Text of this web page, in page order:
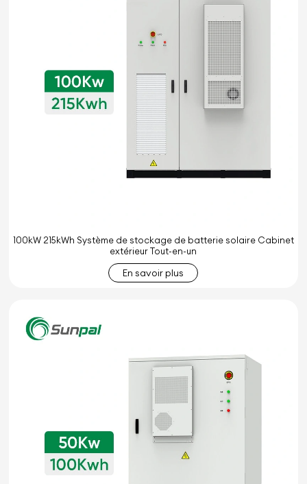
100kW 215kWh Système de stockage de batterie solaire Cabinet
extérieur Tout-en-un
En savoir plus